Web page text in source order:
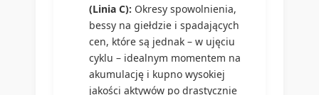
(Linia C): Okresy spowolnienia,
bessy na giełdzie i spadających
cen, które są jednak – w ujęciu
cyklu – idealnym momentem na
akumulację i kupno wysokiej
jakości aktywów po drastycznie